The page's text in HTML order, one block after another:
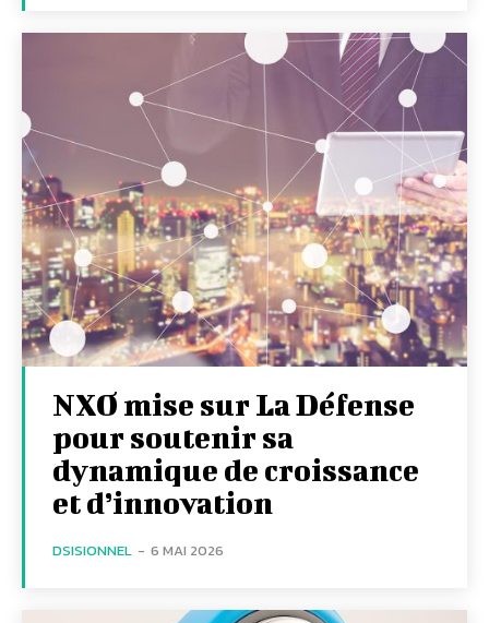
NXO mise sur La Défense
pour soutenir sa
dynamique de croissance
et d’innovation
DSISIONNEL - 6 MAI 2026